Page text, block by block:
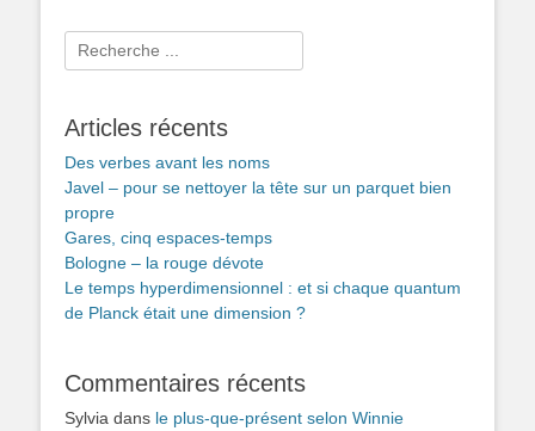
Rechercher :
Articles récents
Des verbes avant les noms
Javel – pour se nettoyer la tête sur un parquet bien
propre
Gares, cinq espaces-temps
Bologne – la rouge dévote
Le temps hyperdimensionnel : et si chaque quantum
de Planck était une dimension ?
Commentaires récents
Sylvia dans le plus-que-présent selon Winnie